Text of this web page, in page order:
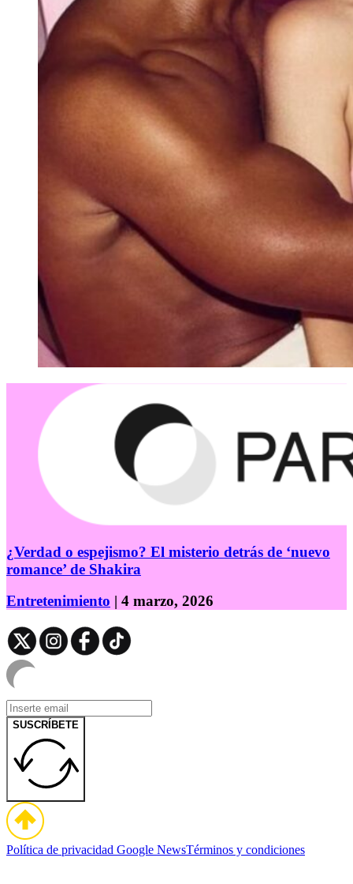
¿Verdad o espejismo? El misterio detrás de ‘nuevo
romance’ de Shakira
Entretenimiento | 4 marzo, 2026
SUSCRÍBETE
Política de privacidad Google NewsTérminos y condiciones